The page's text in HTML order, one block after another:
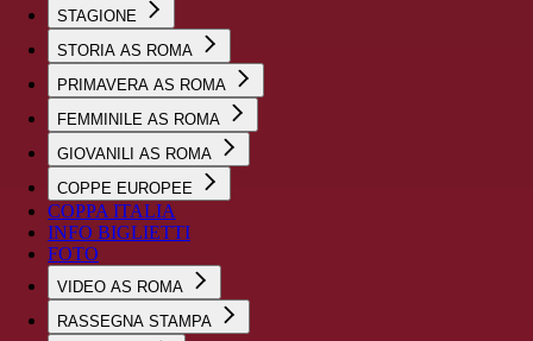
STAGIONE
STORIA AS ROMA
PRIMAVERA AS ROMA
FEMMINILE AS ROMA
GIOVANILI AS ROMA
COPPE EUROPEE
COPPA ITALIA
INFO BIGLIETTI
FOTO
VIDEO AS ROMA
RASSEGNA STAMPA